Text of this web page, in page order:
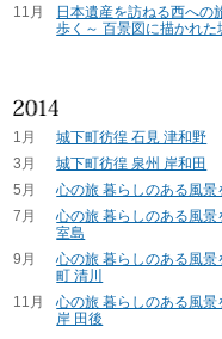
11月
日本遺産を訪ねる西への
歩く～ 百景図に描かれた
1月
城下町彷徨 石見 津和野
3月
城下町彷徨 泉州 岸和田
5月
心の旅 暮らしのある風景
7月
心の旅 暮らしのある風
室島
9月
心の旅 暮らしのある風
町 清川
11月
心の旅 暮らしのある風
岸 田後